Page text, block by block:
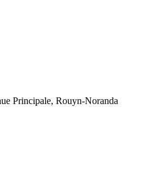
Principale, Rouyn-Noranda